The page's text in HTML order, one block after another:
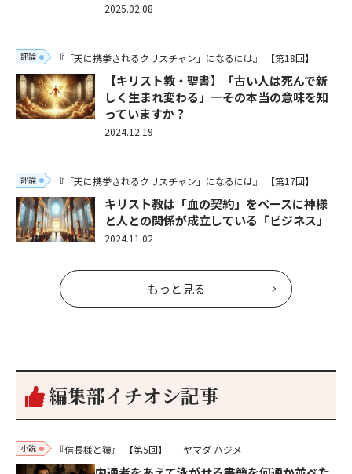
2025.02.08
評論 『「天に携挙されるクリスチャン」になるには』 【第18回】
【キリスト教・聖書】「古い人は死んで新
しく生まれ変わる」―その本当の意味を知
っていますか？
2024.12.19
評論 『「天に携挙されるクリスチャン」になるには』 【第17回】
キリスト教は「血の契約」をベースに神様
と人との関係が成立している「ビジネス」
2024.11.02
もっと見る
編集部イチオシ記事
小説 『信長様と猿』 【第5回】 ヤマダ ハジメ